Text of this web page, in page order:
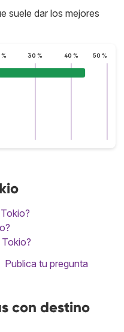
suele dar los mejores
30 % 40 % 50 %
Publica tu pregunta
con destino